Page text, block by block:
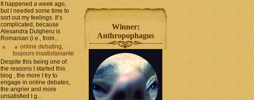
It happened a week ago,
but I needed some time to
sort out my feelings. It’s
complicated, because
Alexandra Dulgheru is
Romanian (i.e., from...
online debating,
toujours insatisfaisante
Despite this being one of
the reasons I started this
blog , the more I try to
engage in online debates,
the angrier and more
unsatisfied I g...
Winner:
Anthropophagus